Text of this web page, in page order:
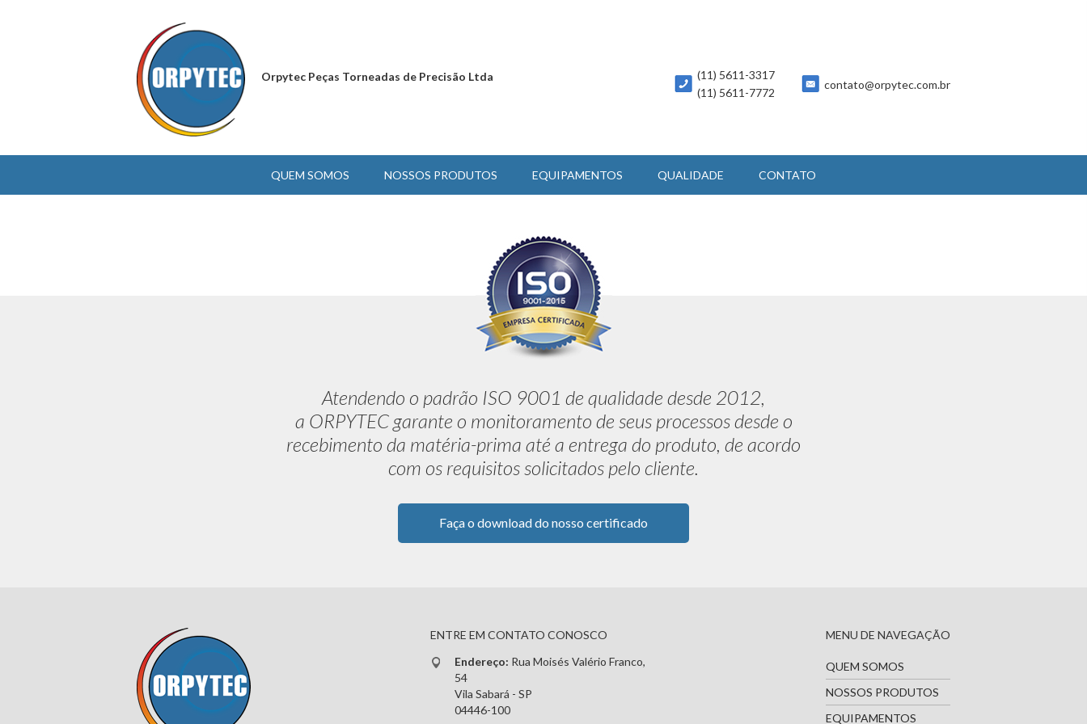
Orpytec Peças Torneadas de Precisão Ltda
(11) 5611-3317
(11) 5611-7772
contato@orpytec.com.br
QUEM SOMOS NOSSOS PRODUTOS EQUIPAMENTOS QUALIDADE CONTATO
Atendendo o padrão ISO 9001 de qualidade desde 2012,
a ORPYTEC garante o monitoramento de seus processos desde o
recebimento da matéria-prima até a entrega do produto, de acordo
com os requisitos solicitados pelo cliente.
Faça o download do nosso certificado
ENTRE EM CONTATO CONOSCO
Endereço: Rua Moisés Valério Franco,
54
Vila Sabará - SP
04446-100
MENU DE NAVEGAÇÃO
QUEM SOMOS
NOSSOS PRODUTOS
EQUIPAMENTOS